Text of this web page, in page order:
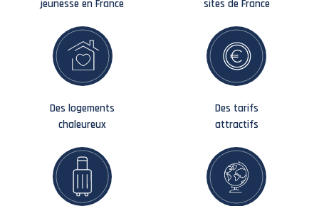
jeunesse en France
sites de France
Des logements
chaleureux
Des tarifs
attractifs